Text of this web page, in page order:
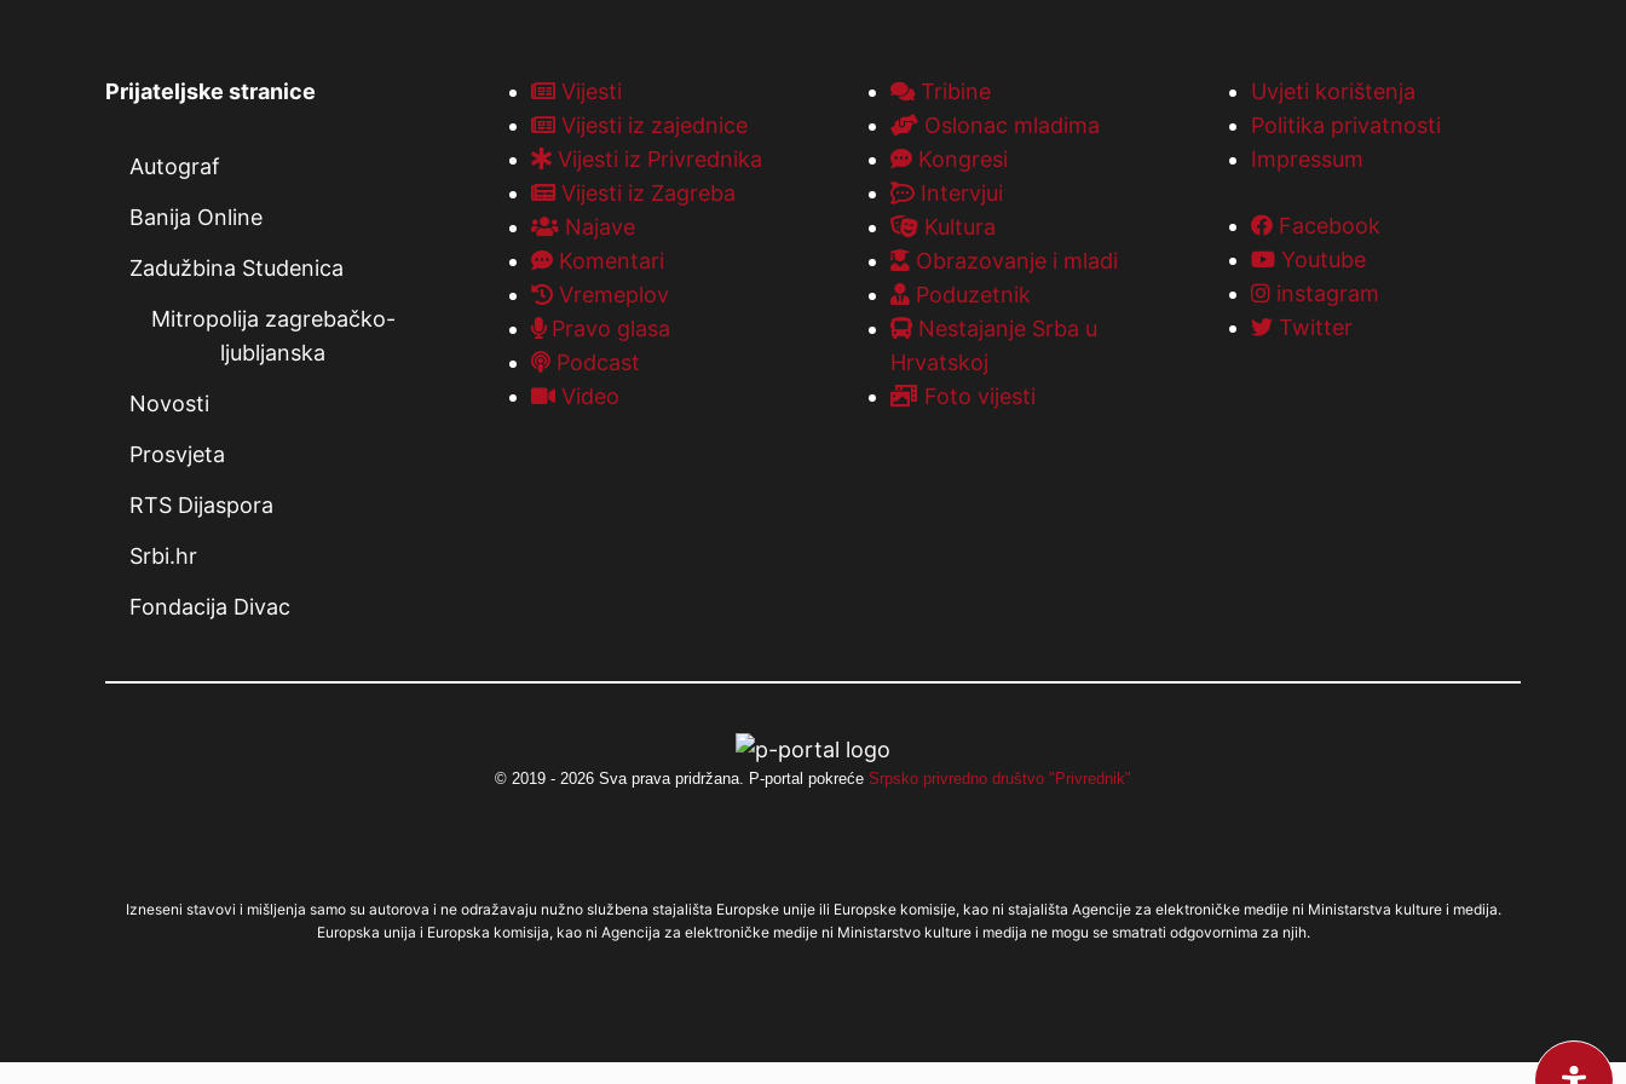
Prijateljske stranice
Autograf
Banija Online
Zadužbina Studenica
Mitropolija zagrebačko-
ljubljanska
Novosti
Prosvjeta
RTS Dijaspora
Srbi.hr
Fondacija Divac
Vijesti
Vijesti iz zajednice
Vijesti iz Privrednika
Vijesti iz Zagreba
Najave
Komentari
Vremeplov
Pravo glasa
Podcast
Video
Tribine
Oslonac mladima
Kongresi
Intervjui
Kultura
Obrazovanje i mladi
Poduzetnik
Nestajanje Srba u
Hrvatskoj
Foto vijesti
Uvjeti korištenja
Politika privatnosti
Impressum
Facebook
Youtube
instagram
Twitter
© 2019 - 2026 Sva prava pridržana. P-portal pokreće Srpsko privredno društvo "Privrednik"
Izneseni stavovi i mišljenja samo su autorova i ne odražavaju nužno službena stajališta Europske unije ili Europske komisije, kao ni stajališta Agencije za elektroničke medije ni Ministarstva kulture i medija.
Europska unija i Europska komisija, kao ni Agencija za elektroničke medije ni Ministarstvo kulture i medija ne mogu se smatrati odgovornima za njih.